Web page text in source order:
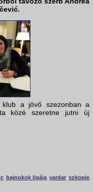
.
klub a jövő szezonban a
közé szeretne jutni új
bajnokok ligája vardar szkopje